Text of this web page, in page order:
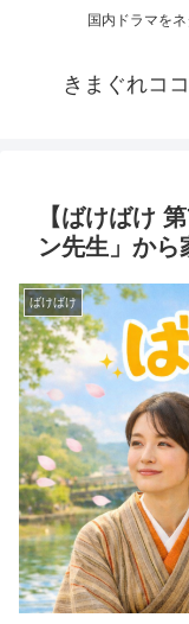
国内ドラマを
きまぐれコ
【ばけばけ
ン先生」から
ばけばけ